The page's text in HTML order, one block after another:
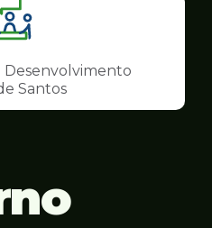
Ilustração
da
pagina
de
Conselhos
Desenvolvimento
Santos